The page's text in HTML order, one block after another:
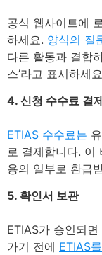
공식 웹사이트에
하세요. 양식의 질
다른 활동과 결합
스’라고 표시하세
4. 신청 수수료 결
ETIAS 수수료는
로 결제합니다. 이
용의 일부로 환급
5. 확인서 보관
ETIAS가 승인되
가기 전에 ETIAS